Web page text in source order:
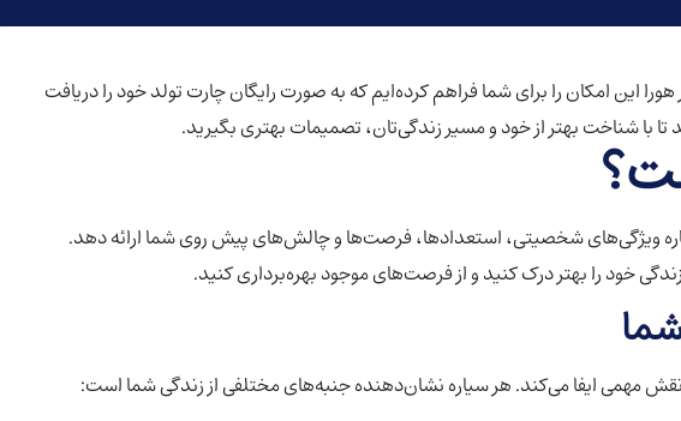
این امکان را برای شما فراهم کرده‌ایم که به صورت رایگان چارت تولد خود را دریافت
با شناخت بهتر از خود و مسیر زندگی‌تان، تصمیمات بهتری بگیرید.
ویژگی‌های شخصیتی، استعدادها، فرصت‌ها و چالش‌های پیش روی شما ارائه دهد.
خود را بهتر درک کنید و از فرصت‌های موجود بهره‌برداری کنید.
مهمی ایفا می‌کند. هر سیاره نشان‌دهنده جنبه‌های مختلفی از زندگی شما است: